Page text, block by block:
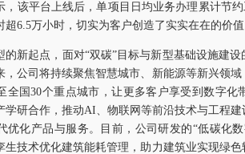
，该平台上线后，单项目日均业务办理累计节
超6.5万小时，切实为客户创造了实实在在的价
的新起点，面对“双碳”目标与新型基础设施建
，公司将持续聚焦智慧城市、新能源等新兴领
全国30个重点城市，让更多客户享受到数字化
学研合作，推动AI、物联网等前沿技术与工程
优化产品与服务。目前，公司研发的“低碳化
生技术优化建筑能耗管理，助力建筑业实现绿